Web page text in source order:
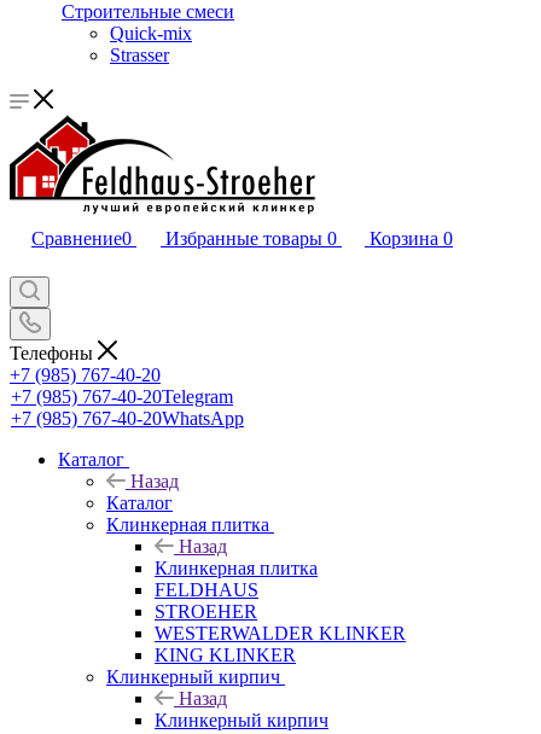
Строительные смеси
Quick-mix
Strasser
Сравнение0 Избранные товары 0 Корзина 0
Телефоны
+7 (985) 767-40-20
+7 (985) 767-40-20Telegram
+7 (985) 767-40-20WhatsApp
Каталог
Назад
Каталог
Клинкерная плитка
Назад
Клинкерная плитка
FELDHAUS
STROEHER
WESTERWALDER KLINKER
KING KLINKER
Клинкерный кирпич
Назад
Клинкерный кирпич